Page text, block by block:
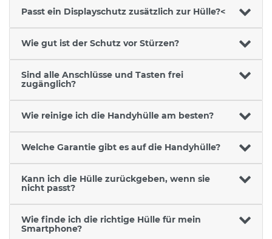
Passt ein Displayschutz zusätzlich zur Hülle?<
Wie gut ist der Schutz vor Stürzen?
Sind alle Anschlüsse und Tasten frei
zugänglich?
Wie reinige ich die Handyhülle am besten?
Welche Garantie gibt es auf die Handyhülle?
Kann ich die Hülle zurückgeben, wenn sie
nicht passt?
Wie finde ich die richtige Hülle für mein
Smartphone?